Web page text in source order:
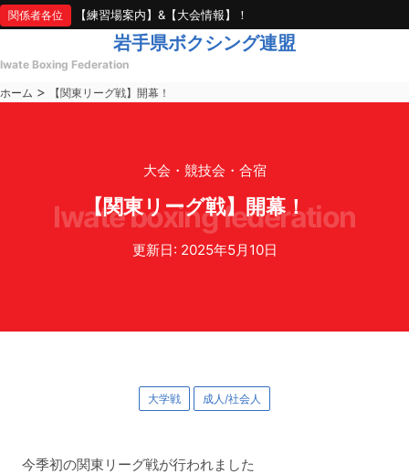
関係者各位 【練習場案内】&【大会情報】！
岩手県ボクシング連盟
Iwate Boxing Federation
ホーム > 【関東リーグ戦】開幕！
iwate boxing federation
大会・競技会・合宿
【関東リーグ戦】開幕！
更新日: 2025年5月10日
大学戦 成人/社会人
今季初の関東リーグ戦が行われました